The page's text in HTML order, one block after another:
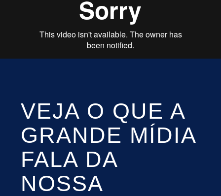
VEJA O QUE A
GRANDE MÍDIA
FALA DA
NOSSA